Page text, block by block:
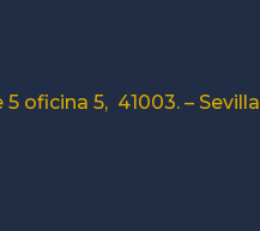
oficina 5, 41003. – Sevilla